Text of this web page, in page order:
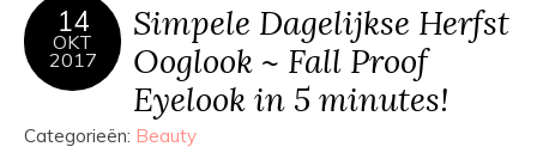
14
OKT
2017
Simpele Dagelijkse Herfst
Ooglook ~ Fall Proof
Eyelook in 5 minutes!
Categorieën: Beauty